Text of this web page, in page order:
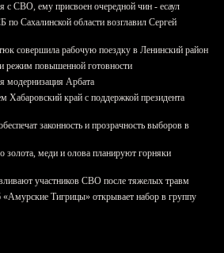
с СВО, ему присвоен очередной чин - есаул
Сахалинской области возглавил Сергей
совершила рабочую поездку в Ленинский район
режим повышенной готовности
модернизация Арбата
край с поддержкой президента
законность и прозрачность выборов в
золота, меди и олова планируют горняки
участников СВО после тяжелых травм
Тигрицы» открывает набор в группу